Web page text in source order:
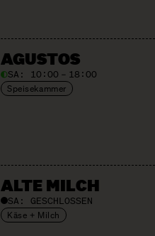
AGUSTOS
SA: 10:00 – 18:00
Speisekammer
ALTE MILCH
SA: GESCHLOSSEN
Käse + Milch